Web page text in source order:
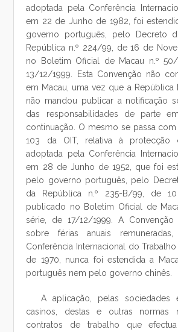
adoptada pela Conferência
em 22 de Junho de 1982, foi
governo português, pelo Decreto
República n.º 224/99, de 16 de
no Boletim Oficial de Macau n.º
13/12/1999. Esta Convenção não
em Macau, uma vez que a República
não mandou publicar a notificação
das responsabilidades de parte
continuação. O mesmo se passa com
103 da OIT, relativa à protecção
adoptada pela Conferência
em 28 de Junho de 1952, que foi
pelo governo português, pelo
da República n.º 235-B/99, de
publicado no Boletim Oficial de
série, de 17/12/1999. A Convenção
sobre férias anuais
Conferência Internacional do
de 1970, nunca foi estendida a
português nem pelo governo chinês.
A aplicação, pelas sociedades
casinos, destas e outras normas
contratos de trabalho que